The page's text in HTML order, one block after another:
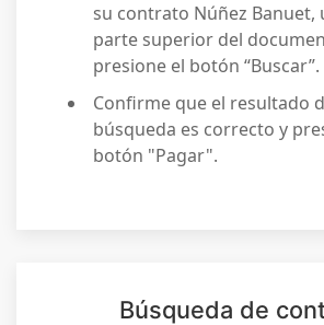
su contrato Núñez Banuet,
parte superior del
presione el botón “Buscar”.
Confirme que el resultado
búsqueda es correcto y
botón "Pagar".
Búsqueda de